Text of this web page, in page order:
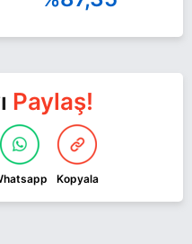
Paylaş!
Kopyala